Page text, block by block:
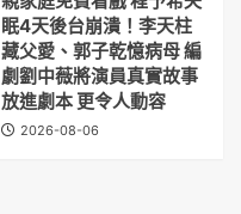
眠4天後台崩潰！李天柱
藏父愛、郭子乾憶病母 編
劇劉中薇將演員真實故事
放進劇本 更令人動容
2026-08-06